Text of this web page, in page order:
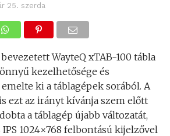
25. szerda
WayteQ xTAB-100 tábla
kezelhetősége és
ki a táblagépek sorából. A
ezt az irányt kívánja szem előtt
a táblagép újabb változatát,
IPS 1024×768 felbontású kijelzővel